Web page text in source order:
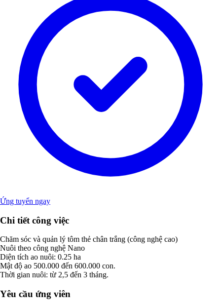
Ứng tuyển ngay
Chi tiết công việc
Chăm sóc và quản lý tôm thẻ chân trắng (công nghệ cao)
Nuôi theo công nghệ Nano
Diện tích ao nuôi: 0.25 ha
Mật độ ao 500.000 đến 600.000 con.
Thời gian nuôi: từ 2,5 đến 3 tháng.
Yêu cầu ứng viên